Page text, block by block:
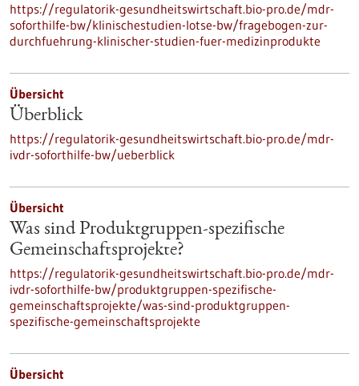
https://regulatorik-gesundheitswirtschaft.bio-pro.de/mdr-
soforthilfe-bw/klinischestudien-lotse-bw/fragebogen-zur-
durchfuehrung-klinischer-studien-fuer-medizinprodukte
Übersicht
Überblick
https://regulatorik-gesundheitswirtschaft.bio-pro.de/mdr-
ivdr-soforthilfe-bw/ueberblick
Übersicht
Was sind Produktgruppen-spezifische
Gemeinschaftsprojekte?
https://regulatorik-gesundheitswirtschaft.bio-pro.de/mdr-
ivdr-soforthilfe-bw/produktgruppen-spezifische-
gemeinschaftsprojekte/was-sind-produktgruppen-
spezifische-gemeinschaftsprojekte
Übersicht